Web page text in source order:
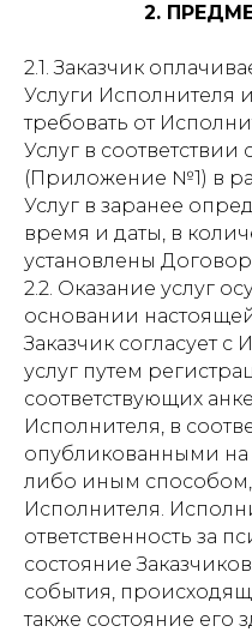
2.
2.1. Заказчик
Услуги Исполнителя
требовать от
Услуг в
(Приложение №1) в
Услуг в заранее
время и даты, в
установлены
2.2. Оказание услуг
основании
Заказчик согласует
услуг путем
соответствующих
Исполнителя, в
опубликованными на
либо иным
Исполнителя.
ответственность за
состояние
события,
также состояние его